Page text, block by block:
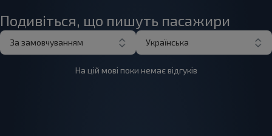
Подивіться, що пишуть пасажири
За замовчуванням Українська
На цій мові поки немає відгуків